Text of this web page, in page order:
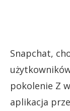
Snapchat,
pokolenie Z
aplikacja